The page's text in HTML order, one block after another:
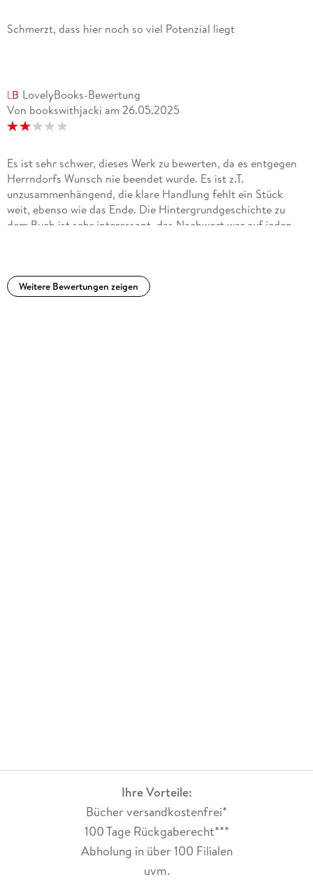
Schmerzt, dass hier noch so viel Potenzial liegt
LovelyBooks-Bewertung
Von bookswithjacki am 26.05.2025
Es ist sehr schwer, dieses Werk zu bewerten, da es entgegen
Herrndorfs Wunsch nie beendet wurde. Es ist z.T.
unzusammenhängend, die klare Handlung fehlt ein Stück
weit, ebenso wie das Ende. Die Hintergrundgeschichte zu
dem Buch ist sehr interessant, das Nachwort war auf jeden
ist eine Lektüre für diejenigen, die sich mit Herrndorf näher
befassen und mehr von ihm lesen wollen, aber im
Weitere Bewertungen zeigen
Ihre Vorteile:
Bücher versandkostenfrei*
100 Tage Rückgaberecht***
Abholung in über 100 Filialen
uvm.